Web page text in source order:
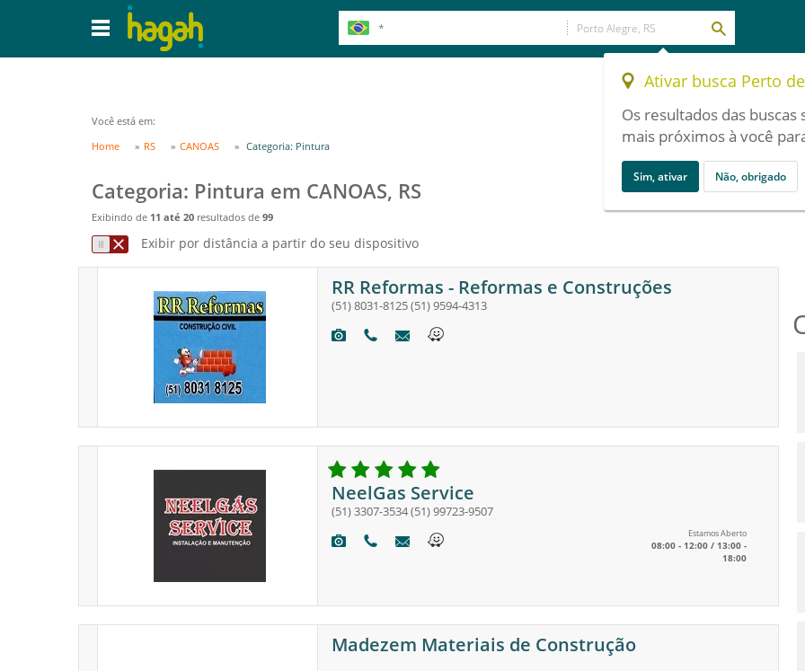
Ativar busca Perto
Os resultados das buscas
mais próximos à você
Sim, ativar Não, obrigado
Você está em:
Home
RS CANOAS Categoria: Pintura
Categoria: Pintura em CANOAS, RS
Exibindo de 11 até 20 resultados de 99
Exibir por distância a partir do seu dispositivo
RR Reformas - Reformas e Construções
(51) 8031-8125(51) 9594-4313
NeelGas Service
(51) 3307-3534(51) 99723-9507
Estamos Aberto
08:00 - 12:00 / 13:00 -
18:00
Madezem Materiais de Construção